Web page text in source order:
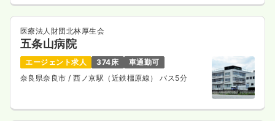
医療法人財団北林厚生会
五条山病院
エージェント求人 374床
車通勤可
奈良県奈良市/ 西ノ京駅（近鉄橿原線） バス5分